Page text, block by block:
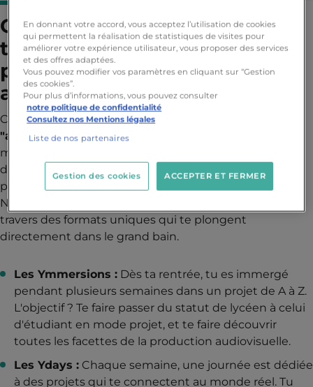
Ce que les écoles
traditionnelles ne te disent
pas sur la formation
audiovisuelle
Chez Ynov Campus, notre devise est simple :
"apprendre en faisant"
magistraux interminables où tu restes passif. Pour
devenir un bon réalisateur ou un bon monteur, il faut
pratiquer, expérimenter, se tromper et recommencer.
Notre pédagogie est construite autour de cette idée, à
travers des formats uniques qui te plongent
directement dans le grand bain.
Les Ymmersions : Dès ta rentrée, tu es immergé
pendant plusieurs semaines dans un projet de A à Z.
L'objectif ? Te faire passer du statut de lycéen à celui
d'étudiant en mode projet, et te faire découvrir
toutes les facettes de la production audiovisuelle.
Les Ydays : Chaque semaine, une journée est dédiée
à des projets qui te connectent au monde réel. Tu
En donnant votre accord, vous acceptez l’utilisation de cookies
qui permettent la réalisation de statistiques de visites pour
améliorer votre expérience utilisateur, vous proposer des services
et des offres adaptées.
Vous pouvez modifier vos paramètres en cliquant sur “Gestion
des cookies”.
Pour plus d’informations, vous pouvez consulter
notre politique de confidentialité
Consultez nos Mentions légales
Liste de nos partenaires
ACCEPTER ET FERMER
Gestion des cookies